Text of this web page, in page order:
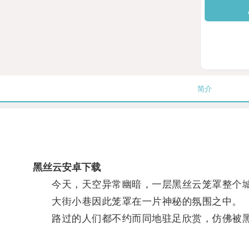
简介
黑丝云安卓下载
今天，天空异常幽暗，一层黑丝云笼罩整个城
大街小巷因此笼罩在一片神秘的氛围之中。
路过的人们都不约而同地驻足欣赏，仿佛被黑